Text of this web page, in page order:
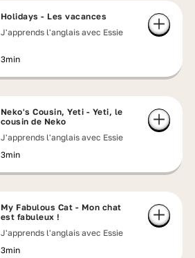
Holidays - Les vacances
J'apprends l'anglais avec Essie
3min
Neko's Cousin, Yeti - Yeti, le
cousin de Neko
J'apprends l'anglais avec Essie
3min
My Fabulous Cat - Mon chat
est fabuleux !
J'apprends l'anglais avec Essie
3min